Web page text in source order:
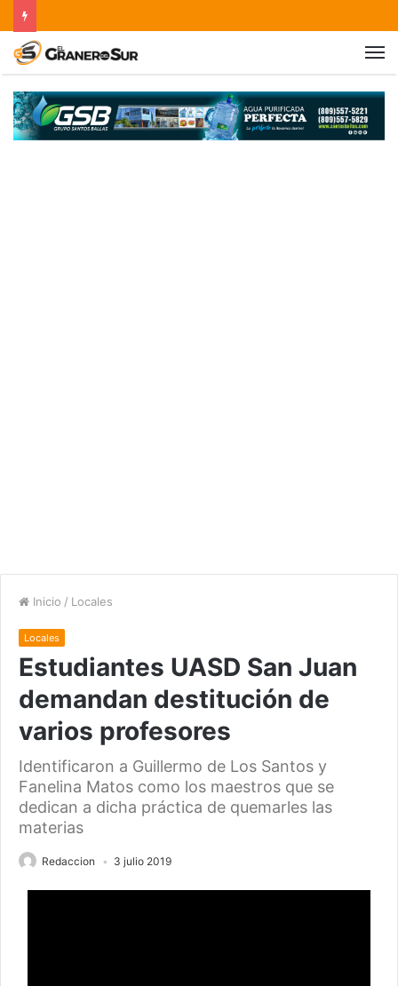
Inicio / Locales
Locales
Estudiantes UASD San Juan
demandan destitución de
varios profesores
Identificaron a Guillermo de Los Santos y
Fanelina Matos como los maestros que se
dedican a dicha práctica de quemarles las
materias
Redaccion 3 julio 2019